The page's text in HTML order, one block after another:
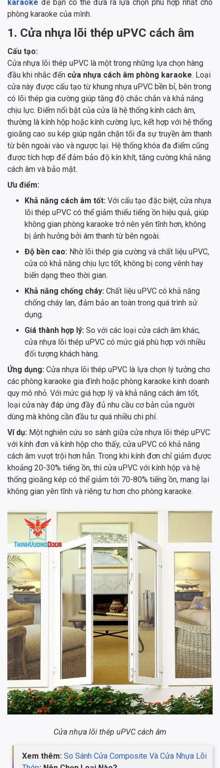
karaoke để bạn có thể đưa ra lựa chọn phù hợp nhất cho
phòng karaoke của mình.
1. Cửa nhựa lõi thép uPVC cách âm
Cấu tạo:
Cửa nhựa lõi thép uPVC là một trong những lựa chọn hàng
đầu khi nhắc đến cửa nhựa cách âm phòng karaoke. Loại
cửa này được cấu tạo từ khung nhựa uPVC bền bỉ, bên trong
có lõi thép gia cường giúp tăng độ chắc chắn và khả năng
chịu lực. Điểm nổi bật của cửa là hệ thống kính cách âm,
thường là kính hộp hoặc kính cường lực, kết hợp với hệ thống
gioăng cao su kép giúp ngăn chặn tối đa sự truyền âm thanh
từ bên ngoài vào và ngược lại. Hệ thống khóa đa điểm cũng
được tích hợp để đảm bảo độ kín khít, tăng cường khả năng
cách âm và bảo mật.
Ưu điểm:
Khả năng cách âm tốt: Với cấu tạo đặc biệt, cửa nhựa
lõi thép uPVC có thể giảm thiểu tiếng ồn hiệu quả, giúp
không gian phòng karaoke trở nên yên tĩnh hơn, không
bị ảnh hưởng bởi âm thanh từ bên ngoài.
Độ bền cao: Nhờ lõi thép gia cường và chất liệu uPVC,
cửa có khả năng chịu lực tốt, không bị cong vênh hay
biến dạng theo thời gian.
Khả năng chống cháy: Chất liệu uPVC có khả năng
chống cháy lan, đảm bảo an toàn trong quá trình sử
dụng.
Giá thành hợp lý: So với các loại cửa cách âm khác,
cửa nhựa lõi thép uPVC có mức giá phù hợp với nhiều
đối tượng khách hàng.
Ứng dụng: Cửa nhựa lõi thép uPVC là lựa chọn lý tưởng cho
các phòng karaoke gia đình hoặc phòng karaoke kinh doanh
quy mô nhỏ. Với mức giá hợp lý và khả năng cách âm tốt,
loại cửa này đáp ứng đầy đủ nhu cầu cơ bản của người
dùng mà không cần đầu tư quá nhiều chi phí.
Ví dụ: Một nghiên cứu so sánh giữa cửa nhựa lõi thép uPVC
với kính đơn và kính hộp cho thấy, cửa uPVC có khả năng
cách âm vượt trội hơn hẳn. Trong khi kính đơn chỉ giảm được
khoảng 20-30% tiếng ồn, thì cửa uPVC với kính hộp và hệ
thống gioăng kép có thể giảm tới 70-80% tiếng ồn, mang lại
không gian yên tĩnh và riêng tư hơn cho phòng karaoke.
Cửa nhựa lõi thép uPVC cách âm
Xem thêm: So Sánh Cửa Composite Và Cửa Nhựa Lõi